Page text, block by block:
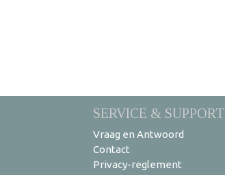
SERVICE & SUPPORT
Vraag en Antwoord
Contact
Privacy-reglement